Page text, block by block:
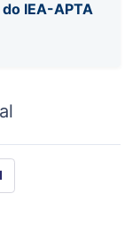
IEA-APTA